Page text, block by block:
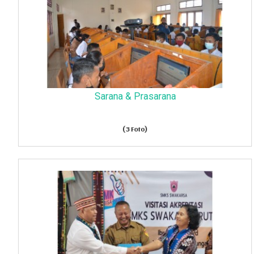
Sarana & Prasarana
(3 Foto)